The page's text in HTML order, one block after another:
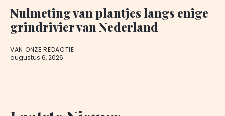
Nulmeting van plantjes langs enige
grindrivier van Nederland
VAN ONZE REDACTIE
augustus 6, 2026